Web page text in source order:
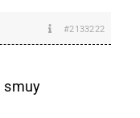
#2133222
smuy